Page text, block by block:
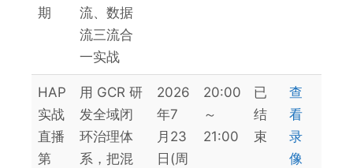
期
流、数据
流三流合
一实战
HAP
实战
直播
第
用 GCR 研
发全域闭
环治理体
系，把混
2026
年7
月23
日(周
20:00
～
21:00
已
结
束
查
看
录
像